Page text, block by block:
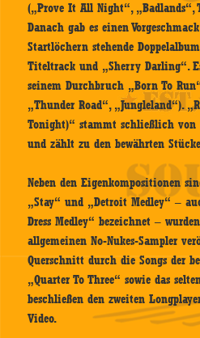
(„Prove It All Night“, „Badlands“,
Danach gab es einen
Startlöchern stehende
Titeltrack und „Sherry Darling“.
seinem Durchbruch „Born To
„Thunder Road“, „Jungleland“).
Tonight)“ stammt schließlich von
und zählt zu den bewährten
Neben den Eigenkompositionen
„Stay“ und „Detroit Medley“ –
Dress Medley“ bezeichnet –
allgemeinen No-Nukes-Sampler
Querschnitt durch die Songs der
„Quarter To Three“ sowie das
beschließen den zweiten
Video.